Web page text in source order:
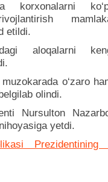
korxonalarni
etildi.
aloqalarni
o‘zaro
olindi.
Nursulton
yetdi.
Prezidentining